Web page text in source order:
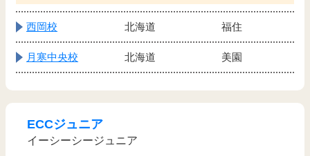
西岡校 北海道 福住
月寒中央校 北海道 美園
ECCジュニア
イーシーシージュニア